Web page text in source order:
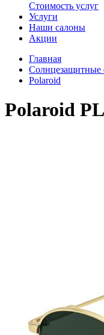
Стоимость услуг
Услуги
Наши салоны
Акции
Главная
Солнцезащитные
Polaroid
Polaroid